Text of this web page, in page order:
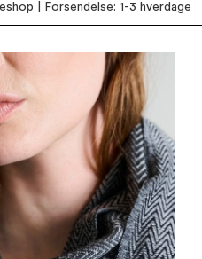
| Forsendelse: 1-3 hverdage